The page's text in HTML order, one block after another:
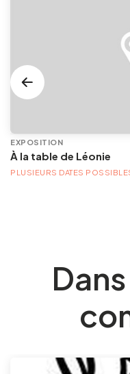
EXPOSITION
À la table de Léonie
PLUSIEURS DATES